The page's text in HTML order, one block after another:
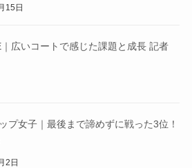
15日
広いコートで感じた課題と成長 記者
プ女子｜最後まで諦めずに戦った3位！
2日